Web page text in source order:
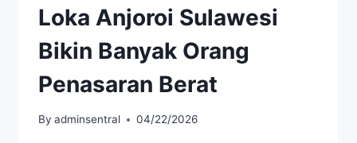
Loka Anjoroi Sulawesi
Bikin Banyak Orang
Penasaran Berat
By adminsentral 04/22/2026